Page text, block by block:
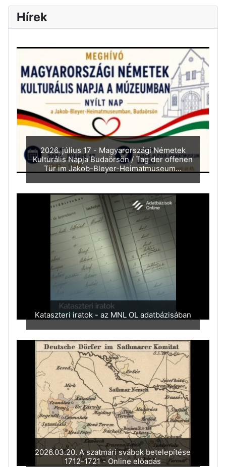
Hírek
2026. július 17 - Magyarországi Németek
Kulturális Napja Budaörsön / Tag der offenen
Tür im Jakob-Bleyer-Heimatmuseum...
Kataszteri iratok - az MNL OL adatbázisában
2026.03.20. A szatmári svábok betelepítése
1712-1721 - Online előadás